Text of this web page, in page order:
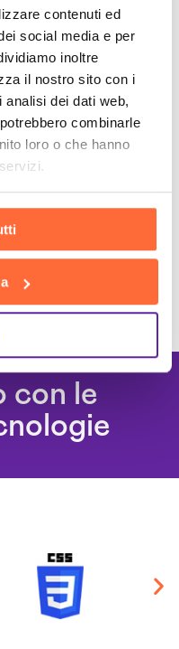
contenuti ed
social media e per
inoltre
il nostro sito con i
dei dati web,
combinarle
loro o che hanno
con le